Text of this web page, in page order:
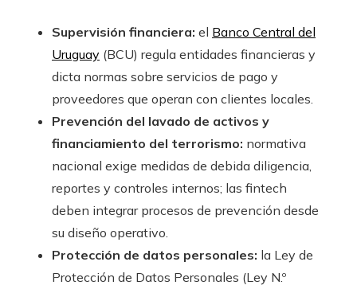
Supervisión financiera: el Banco Central del
Uruguay (BCU) regula entidades financieras y
dicta normas sobre servicios de pago y
proveedores que operan con clientes locales.
Prevención del lavado de activos y
financiamiento del terrorismo: normativa
nacional exige medidas de debida diligencia,
reportes y controles internos; las fintech
deben integrar procesos de prevención desde
su diseño operativo.
Protección de datos personales: la Ley de
Protección de Datos Personales (Ley N.º